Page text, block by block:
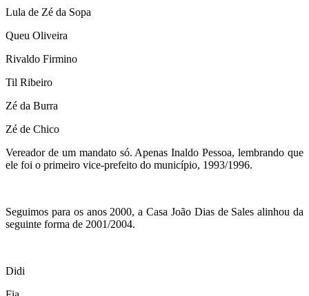
Lula de Zé da Sopa
Queu Oliveira
Rivaldo Firmino
Til Ribeiro
Zé da Burra
Zé de Chico
Vereador de um mandato só. Apenas Inaldo Pessoa, lembrando que
ele foi o primeiro vice-prefeito do município, 1993/1996.
Seguimos para os anos 2000, a Casa João Dias de Sales alinhou da
seguinte forma de 2001/2004.
Didi